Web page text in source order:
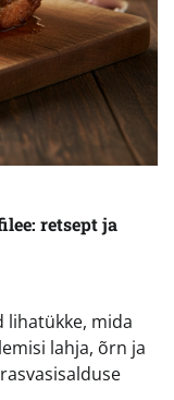
retsept ja
lihatükke, mida
lahja, õrn ja